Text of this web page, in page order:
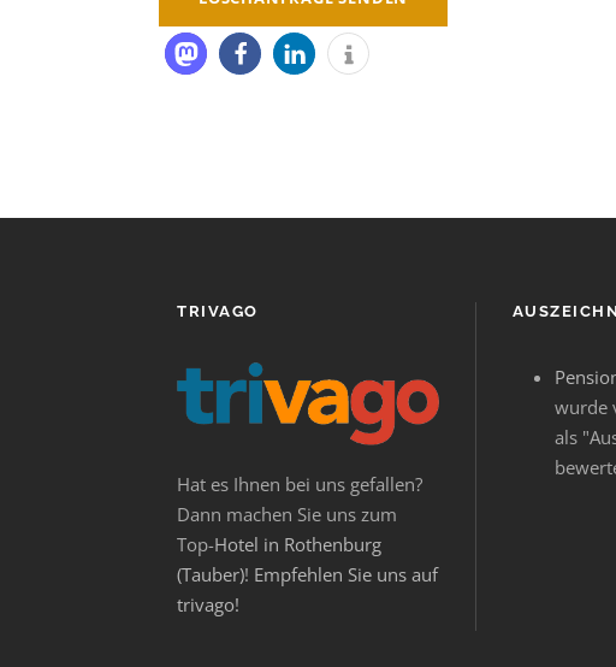
TRIVAGO
Hat es Ihnen bei uns gefallen?
Dann machen Sie uns zum
Top-Hotel in Rothenburg
(Tauber)! Empfehlen Sie uns auf
trivago!
wurde
als